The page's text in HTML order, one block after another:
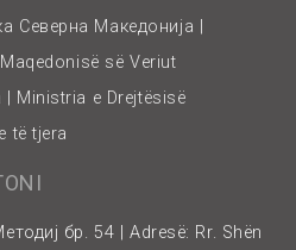
Северна Македонија |
së Veriut
Ministria e Drejtësisë
të tjera
бр. 54 | Adresë: Rr. Shën